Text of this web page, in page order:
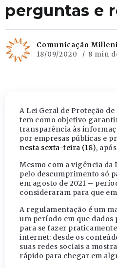
perguntas e
Comunicação
18/09/2020 8 min
A Lei Geral de Proteção de
tem como objetivo
transparência às
por empresas públicas e
nesta sexta-feira (18), após
Mesmo com a vigência da
pelo descumprimento só
em agosto de 2021 –
consideraram para que
A regulamentação é um
um período em que dados
para se fazer
internet: desde os
suas redes sociais a
rápido para chegar em